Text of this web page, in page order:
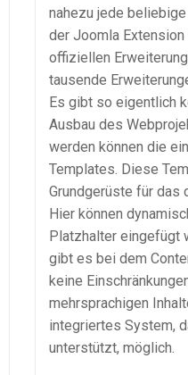
nahezu jede
der Joomla
offiziellen
tausende
Es gibt so eigentlich
Ausbau des
werden können die
Templates. Diese
Grundgerüste für das
Hier können
Platzhalter eingefügt
gibt es bei dem
keine
mehrsprachigen
integriertes System,
unterstützt, möglich.